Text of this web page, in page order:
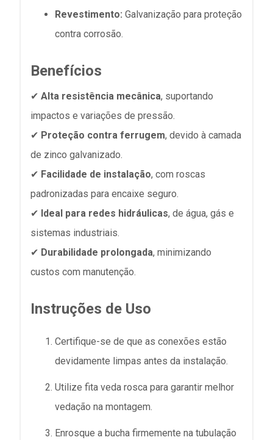
Revestimento: Galvanização para proteção
contra corrosão.
Benefícios
✔ Alta resistência mecânica, suportando
impactos e variações de pressão.
✔ Proteção contra ferrugem, devido à camada
de zinco galvanizado.
✔ Facilidade de instalação, com roscas
padronizadas para encaixe seguro.
✔ Ideal para redes hidráulicas, de água, gás e
sistemas industriais.
✔ Durabilidade prolongada, minimizando
custos com manutenção.
Instruções de Uso
Certifique-se de que as conexões estão
devidamente limpas antes da instalação.
Utilize fita veda rosca para garantir melhor
vedação na montagem.
Enrosque a bucha firmemente na tubulação